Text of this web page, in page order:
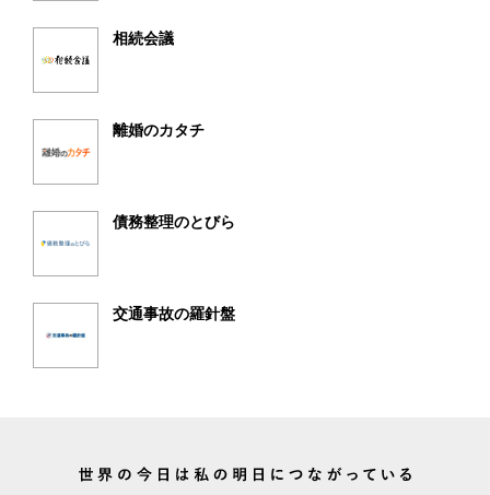
相続会議
離婚のカタチ
債務整理のとびら
交通事故の羅針盤